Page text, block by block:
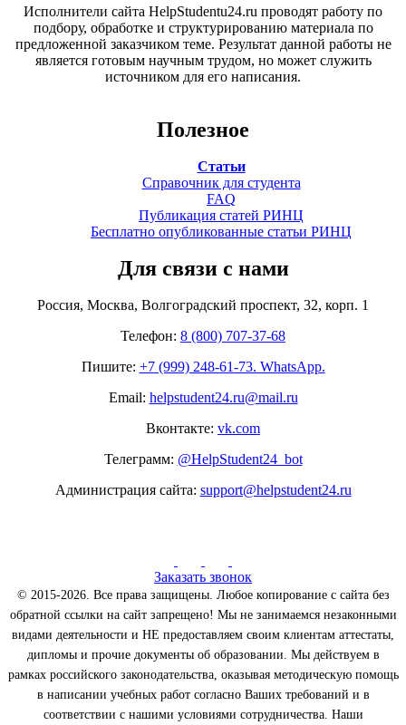
Исполнители сайта HelpStudentu24.ru проводят работу по
подбору, обработке и структурированию материала по
предложенной заказчиком теме. Результат данной работы не
является готовым научным трудом, но может служить
источником для его написания.
Полезное
Статьи
Справочник для студента
FAQ
Публикация статей РИНЦ
Бесплатно опубликованные статьи РИНЦ
Для связи с нами
Россия, Москва, Волгоградский проспект, 32, корп. 1
Телефон: 8 (800) 707-37-68
Пишите: +7 (999) 248-61-73. WhatsApp.
Email: helpstudent24.ru@mail.ru
Вконтакте: vk.com
Телеграмм: @HelpStudent24_bot
Администрация сайта: support@helpstudent24.ru
Заказать звонок
© 2015-2026. Все права защищены. Любое копирование с сайта без
обратной ссылки на сайт запрещено! Мы не занимаемся незаконными
видами деятельности и НЕ предоставляем своим клиентам аттестаты,
дипломы и прочие документы об образовании. Мы действуем в
рамках российского законодательства, оказывая методическую помощь
в написании учебных работ согласно Ваших требований и в
соответствии с нашими условиями сотрудничества. Наши